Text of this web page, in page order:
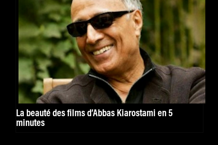
La beauté des films d’Abbas Kiarostami en 5
minutes